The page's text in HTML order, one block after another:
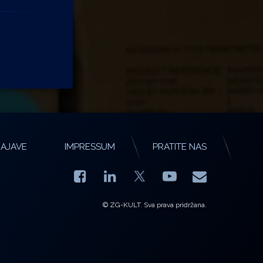
IMPRESSUM PRATITE NAS
Facebook
LinkedIn YouTube
E-mail
© ZG-KULT. Sva prava pridržana.